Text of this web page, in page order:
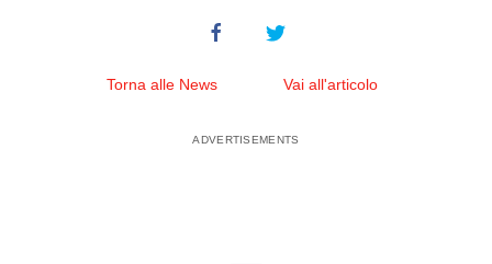
Torna alle News Vai all'articolo